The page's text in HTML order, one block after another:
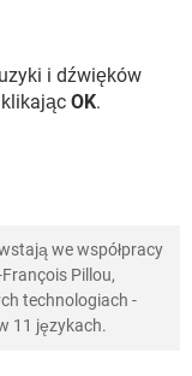
i dźwięków
OK.
we współpracy
Pillou,
technologiach -
11 językach.